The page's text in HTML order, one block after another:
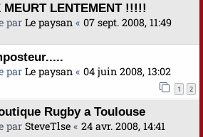
MEURT LENTEMENT !!!!!
par Le paysan « 07 sept. 2008, 11:49
par Le paysan « 04 juin 2008, 13:02
1 2
Rugby a Toulouse
par SteveTlse « 24 avr. 2008, 14:41